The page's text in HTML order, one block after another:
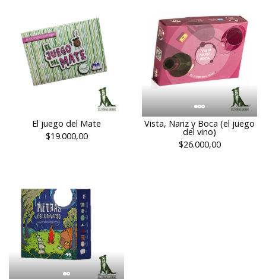
El juego del Mate
$19.000,00
Vista, Nariz y Boca (el juego
del vino)
$26.000,00